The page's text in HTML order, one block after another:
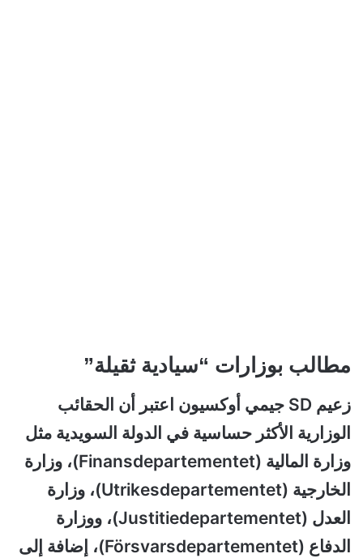
مطالب بوزارات “سيادية ثقيلة”
زعيم SD جيمي أوكسيون اعتبر أن الحقائب
الوزارية الأكثر حساسية في الدولة السويدية مثل
وزارة المالية (Finansdepartementet)، وزارة
الخارجية (Utrikesdepartementet)، وزارة
العدل (Justitiedepartementet)، ووزارة
الدفاع (Försvarsdepartementet)، إضافة إلى